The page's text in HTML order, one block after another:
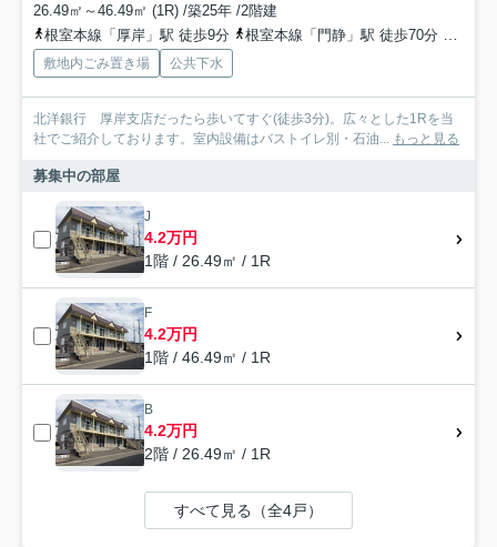
26.49㎡～46.49㎡ (1R) /築25年 /2階建
根室本線「厚岸」駅 徒歩9分
根室本線「門静」駅 徒歩70分 根室
敷地内ごみ置き場 公共下水
北洋銀行 厚岸支店だったら歩いてすぐ(徒歩3分)。広々とした1Rを当
社でご紹介しております。室内設備はバストイレ別・石油... もっと見る
募集中の部屋
J
4.2万円
1階 / 26.49㎡ / 1R
F
4.2万円
1階 / 46.49㎡ / 1R
B
4.2万円
2階 / 26.49㎡ / 1R
すべて見る（全4戸）